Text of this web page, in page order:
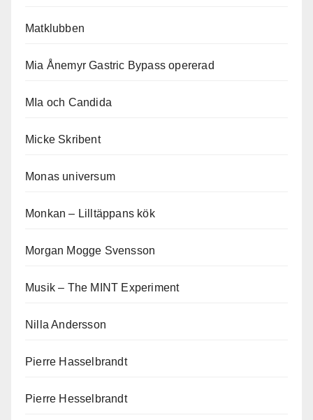
Matklubben
Mia Ånemyr Gastric Bypass opererad
MIa och Candida
Micke Skribent
Monas universum
Monkan – Lilltäppans kök
Morgan Mogge Svensson
Musik – The MINT Experiment
Nilla Andersson
Pierre Hasselbrandt
Pierre Hesselbrandt